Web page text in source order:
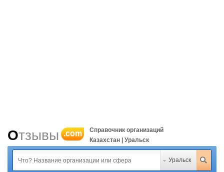
Отзывы .com
Справочник организаций
Казахстан | Уральск
Уральск